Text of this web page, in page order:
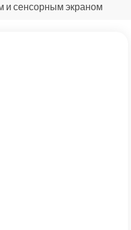
и сенсорным экраном